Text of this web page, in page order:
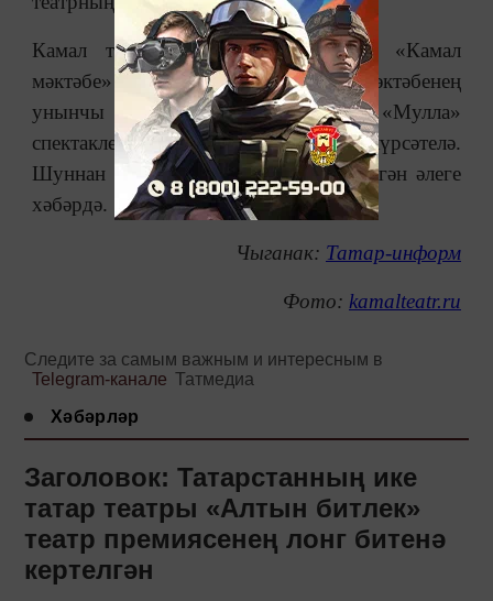
Камал театрының Кече сәхнәсендә «Камал
мәктәбе» театр тамашачысы мәктәбенең
унынчы дәресе уза. Тамашачыларга«Мулла»
спектакленең (2012 ел) видеоязмасы күрсәтелә.
Шуннан соң фикер алышу була, диелгән әлеге
хәбәрдә.
Чыганак: Татар-информ
Фото: kamalteatr.ru
Следите за самым важным и интересным в
Telegram-канале Татмедиа
Хәбәрләр
Заголовок: Татарстанның ике
татар театры «Алтын битлек»
театр премиясенең лонг битенә
кертелгән